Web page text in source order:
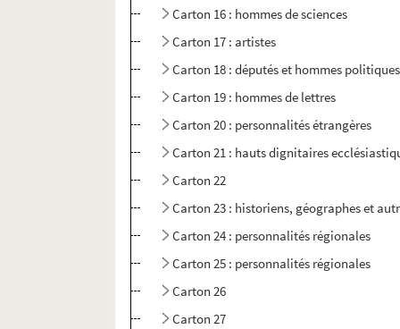
Carton 16 : hommes de sciences
Carton 17 : artistes
Carton 18 : députés et hommes
Carton 19 : hommes de lettres
Carton 20 : personnalités étrangères
Carton 21 : hauts dignitaires
Carton 22
Carton 23 : historiens, géographes et
Carton 24 : personnalités régionales
Carton 25 : personnalités régionales
Carton 26
Carton 27